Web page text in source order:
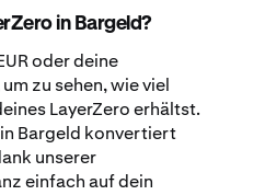
in Bargeld?
oder deine
zu sehen, wie viel
LayerZero erhältst.
Bargeld konvertiert
unserer
einfach auf dein